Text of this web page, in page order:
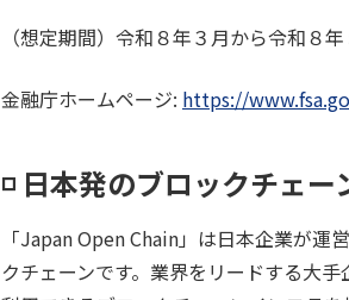
（想定期間）令和８年３月から令和８
金融庁ホームページ: https://
◽️ 日本発のブロックチェ
「Japan Open Chain」は日本企業が
クチェーンです。業界をリードする大